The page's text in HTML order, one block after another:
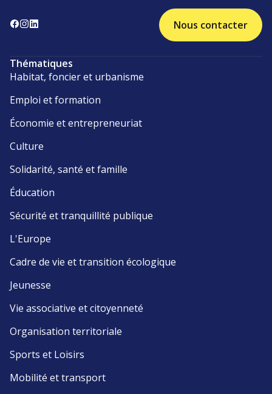
Nous contacter
Thématiques
Habitat, foncier et urbanisme
Emploi et formation
Économie et entrepreneuriat
Culture
Solidarité, santé et famille
Éducation
Sécurité et tranquillité publique
L'Europe
Cadre de vie et transition écologique
Jeunesse
Vie associative et citoyenneté
Organisation territoriale
Sports et Loisirs
Mobilité et transport